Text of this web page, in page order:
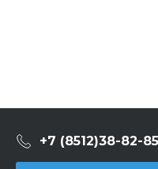
+7 (8512)38-82-85